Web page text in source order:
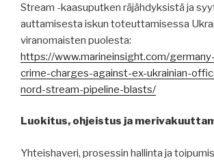
Stream -kaasuputken räjähdyksistä ja
auttamisesta iskun toteuttamisessa
viranomaisten puolesta:
https://www.marineinsight.com/
crime-charges-against-ex-ukrainian-
nord-stream-pipeline-blasts/
Luokitus, ohjeistus ja
Yhteishaveri, prosessin hallinta ja